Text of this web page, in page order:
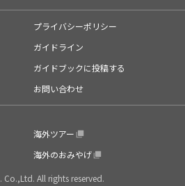
プライバシーポリシー
ガイドライン
ガイドブックに投稿する
お問い合わせ
海外ツアー
海外のおみやげ
All rights reserved.